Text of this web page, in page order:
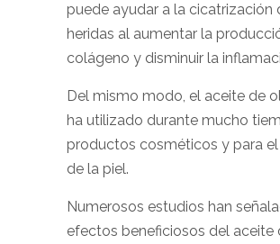
puede ayudar a la cicatrización
heridas al aumentar la
colágeno y disminuir la
Del mismo modo, el aceite de
ha utilizado durante mucho
productos cosméticos y para
de la piel.
Numerosos estudios han
efectos beneficiosos del aceite